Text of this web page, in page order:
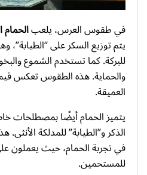
في طقوس العرس، يلعبالحمام
يتم توزيع السكر على “الطيابة”،
للبركة. كما تستخدم الشموع
والحماية. هذه الطقوس تعكس قيم
العميقة.
يتميز الحمام أيضًا بمصطلحات
الذكر و”الطيابة” للمدلكة
في تجربة الحمام، حيث يعملون
للمستحمين.